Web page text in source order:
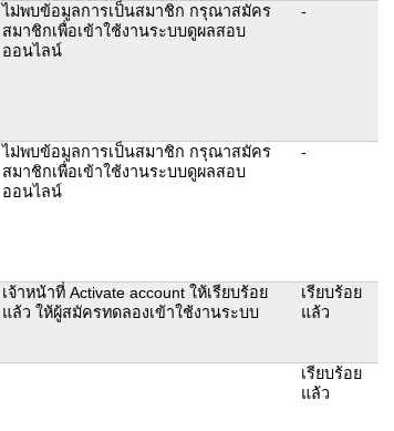
ไม่พบข้อมูลการเป็นสมาชิก กรุณาสมัคร
สมาชิกเพื่อเข้าใช้งานระบบดูผลสอบ
ออนไลน์
-
ไม่พบข้อมูลการเป็นสมาชิก กรุณาสมัคร
สมาชิกเพื่อเข้าใช้งานระบบดูผลสอบ
ออนไลน์
-
เจ้าหน้าที่ Activate account ให้เรียบร้อย
แล้ว ให้ผู้สมัครทดลองเข้าใช้งานระบบ
เรียบร้อย
แล้ว
เรียบร้อย
แล้ว